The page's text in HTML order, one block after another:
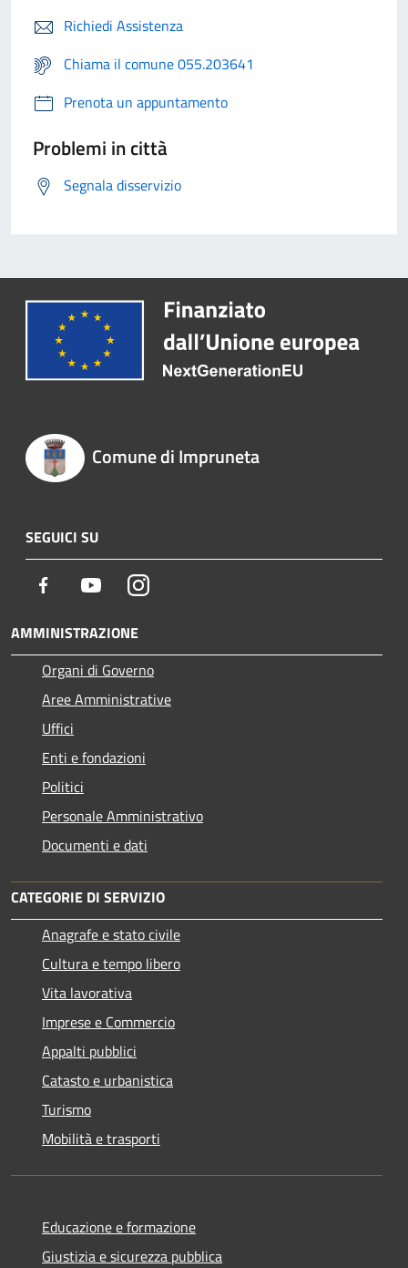
Richiedi Assistenza
Chiama il comune 055.203641
Prenota un appuntamento
Problemi in città
Segnala disservizio
Comune di Impruneta
SEGUICI SU
Facebook YoutubeInstagram
AMMINISTRAZIONE
Organi di Governo
Aree Amministrative
Uffici
Enti e fondazioni
Politici
Personale Amministrativo
Documenti e dati
CATEGORIE DI SERVIZIO
Anagrafe e stato civile
Cultura e tempo libero
Vita lavorativa
Imprese e Commercio
Appalti pubblici
Catasto e urbanistica
Turismo
Mobilità e trasporti
Educazione e formazione
Giustizia e sicurezza pubblica